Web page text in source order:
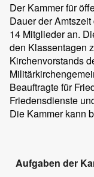
Der Kammer für
Dauer der
14 Mitglieder an.
den Klassentagen
Kirchenvorstands
Beauftragte für
Friedensdienste
Die Kammer kann
Aufgaben der